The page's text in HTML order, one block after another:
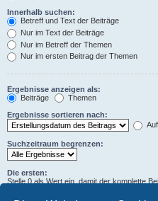
Innerhalb suchen:
Betreff und Text der Beiträge
Nur im Text der Beiträge
Nur im Betreff der Themen
Nur im ersten Beitrag der Themen
Ergebnisse anzeigen als:
Beiträge
Themen
Ergebnisse sortieren nach:
Suchzeitraum begrenzen:
Die ersten:
Stelle 0 als Wert ein, damit der komplette